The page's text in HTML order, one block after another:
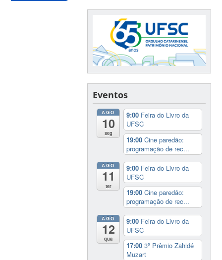
Eventos
AGO
10
seg
9:00 Feira do Livro da
UFSC
19:00Cine paredão:
programação de rec...
AGO
11
ter
9:00 Feira do Livro da
UFSC
19:00Cine paredão:
programação de rec...
AGO
12
qua
9:00 Feira do Livro da
UFSC
17:003º Prêmio Zahidé
Muzart